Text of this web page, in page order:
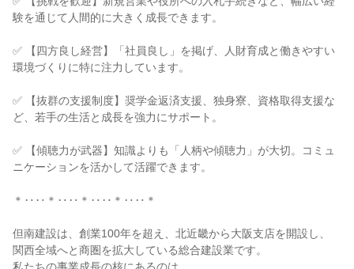
験を通じて人間的に大きく成長できます。
✅ 【四方良し経営】「社員良し」を掲げ、人財育成と働きやすい
環境づくりに特に注力しています。
✅ 【抜群の支援制度】奨学金返済支援、独身寮、資格取得支援な
ど、若手の生活と成長を強力にサポート。
✅ 【傾聴力が武器】知識よりも「人柄や傾聴力」が大切。コミュ
ニケーションを活かして活躍できます。
＊‥‥＊‥‥＊‥‥＊‥‥＊
但南建設は、創業100年を超え、北近畿から大阪支店を開設し、
関西全域へと商圏を拡大している総合建設業です。